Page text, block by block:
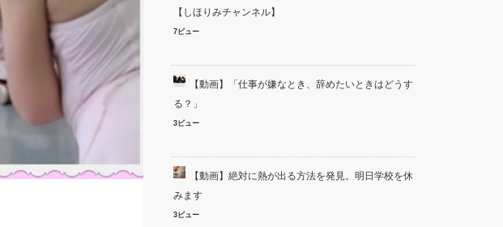
【しほりみチャンネル】
7ビュー
【動画】「仕事が嫌なとき、辞めたいときはどうす
る？」
3ビュー
【動画】絶対に熱が出る方法を発見。明日学校を休
みます
3ビュー